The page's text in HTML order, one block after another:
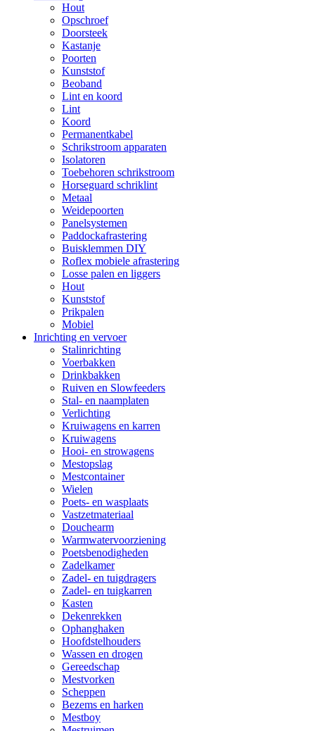
Hout
Opschroef
Doorsteek
Kastanje
Poorten
Kunststof
Beoband
Lint en koord
Lint
Koord
Permanentkabel
Schrikstroom apparaten
Isolatoren
Toebehoren schrikstroom
Horseguard schriklint
Metaal
Weidepoorten
Panelsystemen
Paddockafrastering
Buisklemmen DIY
Roflex mobiele afrastering
Losse palen en liggers
Hout
Kunststof
Prikpalen
Mobiel
Inrichting en vervoer
Stalinrichting
Voerbakken
Drinkbakken
Ruiven en Slowfeeders
Stal- en naamplaten
Verlichting
Kruiwagens en karren
Kruiwagens
Hooi- en strowagens
Mestopslag
Mestcontainer
Wielen
Poets- en wasplaats
Vastzetmateriaal
Douchearm
Warmwatervoorziening
Poetsbenodigheden
Zadelkamer
Zadel- en tuigdragers
Zadel- en tuigkarren
Kasten
Dekenrekken
Ophanghaken
Hoofdstelhouders
Wassen en drogen
Gereedschap
Mestvorken
Scheppen
Bezems en harken
Mestboy